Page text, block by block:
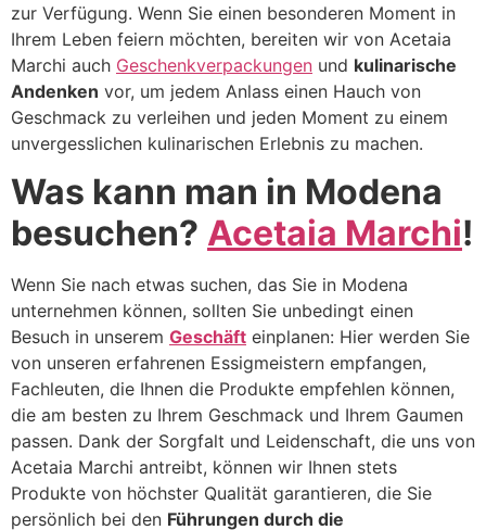
zur Verfügung. Wenn Sie einen besonderen Moment in
Ihrem Leben feiern möchten, bereiten wir von Acetaia
Marchi auch Geschenkverpackungen und kulinarische
Andenken vor, um jedem Anlass einen Hauch von
Geschmack zu verleihen und jeden Moment zu einem
unvergesslichen kulinarischen Erlebnis zu machen.
Was kann man in Modena
besuchen? Acetaia Marchi!
Wenn Sie nach etwas suchen, das Sie in Modena
unternehmen können, sollten Sie unbedingt einen
Besuch in unserem Geschäft einplanen: Hier werden Sie
von unseren erfahrenen Essigmeistern empfangen,
Fachleuten, die Ihnen die Produkte empfehlen können,
die am besten zu Ihrem Geschmack und Ihrem Gaumen
passen. Dank der Sorgfalt und Leidenschaft, die uns von
Acetaia Marchi antreibt, können wir Ihnen stets
Produkte von höchster Qualität garantieren, die Sie
persönlich bei den Führungen durch die